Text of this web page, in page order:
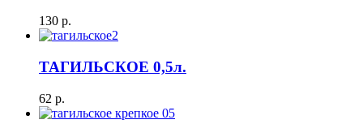
130 р.
ТАГИЛЬСКОЕ 0,5л.
62 р.